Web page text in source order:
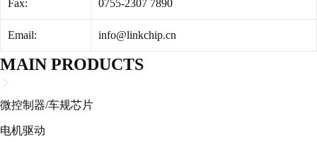
Fax: 0755-2307 7890
Email: info@linkchip.cn
MAIN PRODUCTS
微控制器/车规芯片
电机驱动